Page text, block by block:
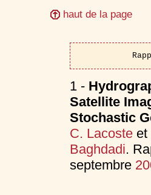
haut de la page
1 -
Satellite
Stochastic
C. Lacosteet
Baghdadi.
septembre